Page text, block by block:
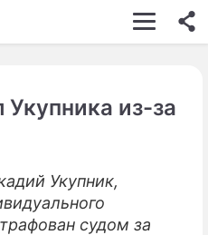
ШОУ-БИЗНЕС
КИНО
ЗДОРОВЬЕ
ЭКОНОМИКА
из-за
Укупник,
судом за